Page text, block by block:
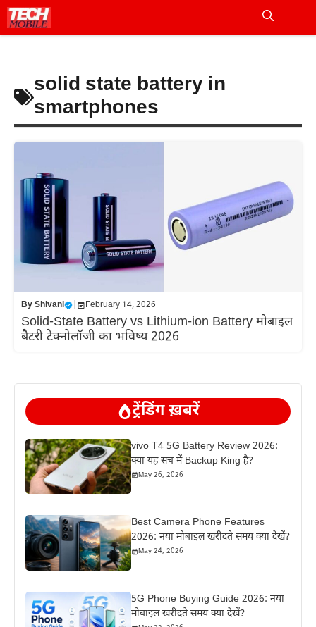
Skip
to
solid state battery in
smartphones
ByShivani February 14, 2026
Solid-State Battery vs Lithium-ion Battery मोबाइल
बैटरी टेक्नोलॉजी का भविष्य 2026
ट्रेंडिंग ख़बरें
vivo T4 5G Battery Review 2026:
क्या यह सच में Backup King है?
May 26, 2026
Best Camera Phone Features
2026: नया मोबाइल खरीदते समय क्या देखें?
May 24, 2026
5G Phone Buying Guide 2026: नया
मोबाइल खरीदते समय क्या देखें?